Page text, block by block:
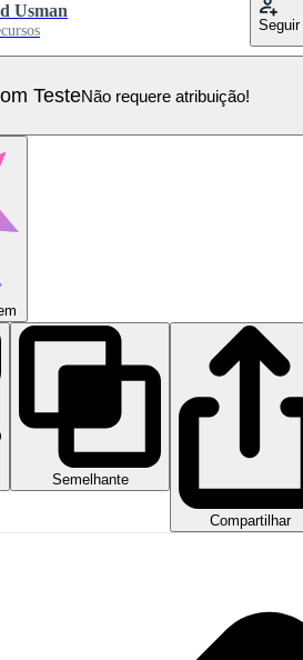
Usman
Seguir
TesteNão requere atribuição!
Semelhante
Compartilhar